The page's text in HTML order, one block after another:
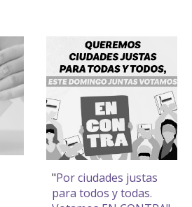
"Por ciudades justas
para todos y todas.